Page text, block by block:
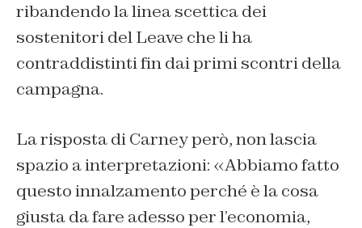
ribandendo la linea scettica dei
sostenitori del Leave che li ha
contraddistinti fin dai primi scontri della
campagna.
La risposta di Carney però, non lascia
spazio a interpretazioni: «Abbiamo fatto
questo innalzamento perché è la cosa
giusta da fare adesso per l’economia,